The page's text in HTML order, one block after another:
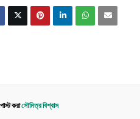
করাসৌমিত্র বিশ্বাস